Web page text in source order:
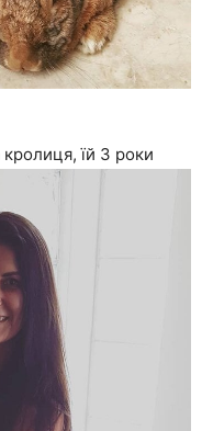
кролиця, їй 3 роки